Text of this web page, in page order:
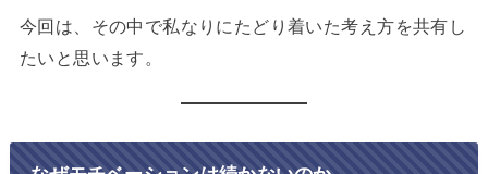
今回は、その中で私なりにたどり着いた考え方を共有し
たいと思います。